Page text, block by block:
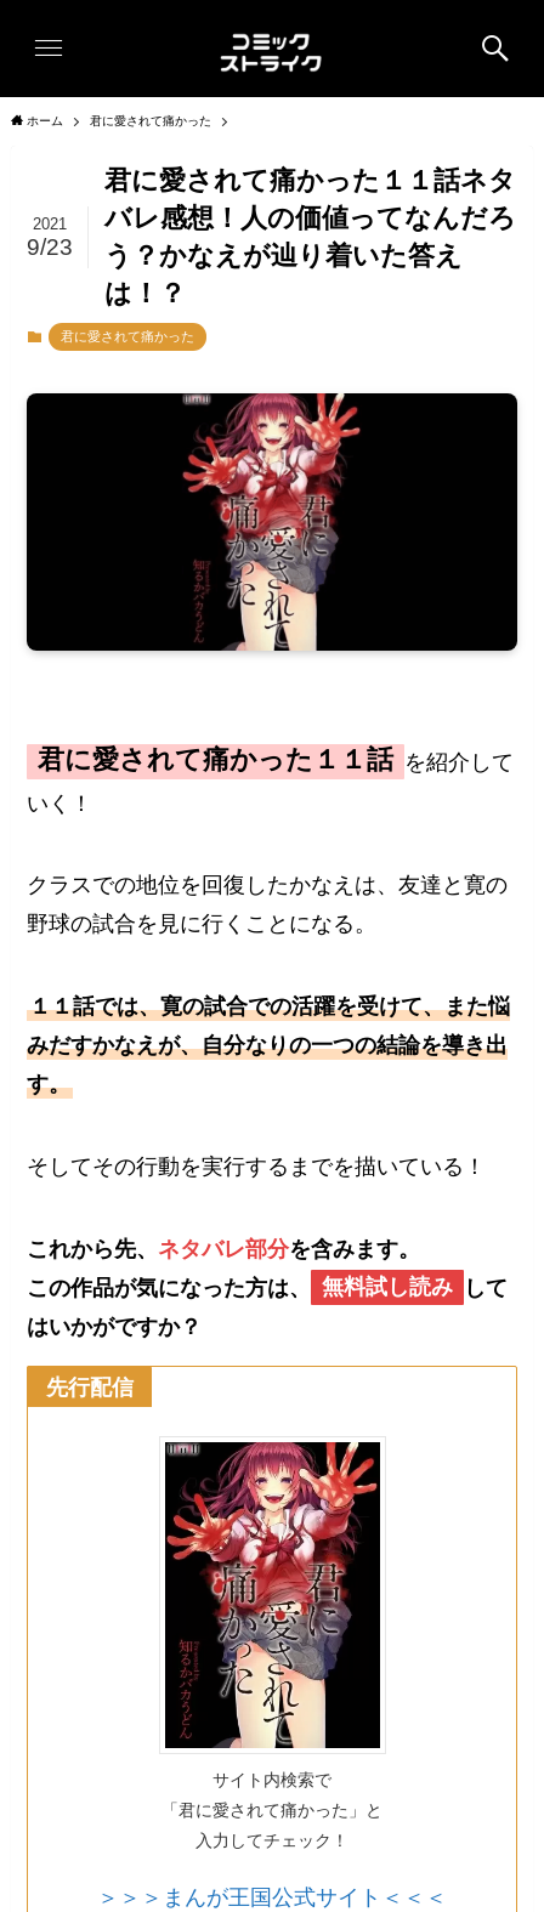
ホーム 君に愛されて痛かった
君に愛されて痛かった１１話ネタ
バレ感想！人の価値ってなんだろ
う？かなえが辿り着いた答え
は！？
2021
9/23
君に愛されて痛かった
君に愛されて痛かった１１話 を紹介して
いく！
クラスでの地位を回復したかなえは、友達と寛の
野球の試合を見に行くことになる。
１１話では、寛の試合での活躍を受けて、また悩
みだすかなえが、自分なりの一つの結論を導き出
す。
そしてその行動を実行するまでを描いている！
これから先、 ネタバレ部分を含みます。
この作品が気になった方は、
無料試し読み
して
はいかがですか？
先行配信
サイト内検索で
「君に愛されて痛かった」と
入力してチェック！
＞＞＞まんが王国公式サイト＜＜＜